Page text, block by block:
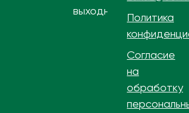
выходной
Политика
Согласие
на
обработку